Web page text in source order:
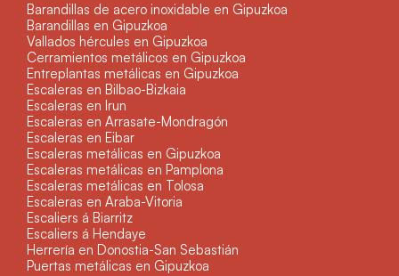
Barandillas de acero inoxidable en Gipuzkoa
Barandillas en Gipuzkoa
Vallados hércules en Gipuzkoa
Cerramientos metálicos en Gipuzkoa
Entreplantas metálicas en Gipuzkoa
Escaleras en Bilbao-Bizkaia
Escaleras en Irun
Escaleras en Arrasate-Mondragón
Escaleras en Eibar
Escaleras metálicas en Gipuzkoa
Escaleras metálicas en Pamplona
Escaleras metálicas en Tolosa
Escaleras en Araba-Vitoria
Escaliers á Biarritz
Escaliers á Hendaye
Herrería en Donostia-San Sebastián
Puertas metálicas en Gipuzkoa